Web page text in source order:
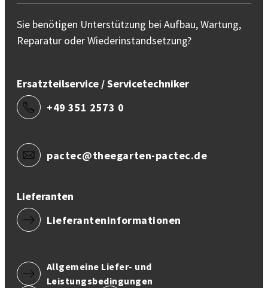
Sie benötigen Unterstützung bei Aufbau, Wartung,
Reparatur oder Wiederinstandsetzung?
Ersatzteilservice / Servicetechniker
+49 351 2573 0
pactec@theegarten-pactec.de
Lieferanten
Lieferanteninformationen
Allgemeine Liefer- und
Leistungsbedingungen